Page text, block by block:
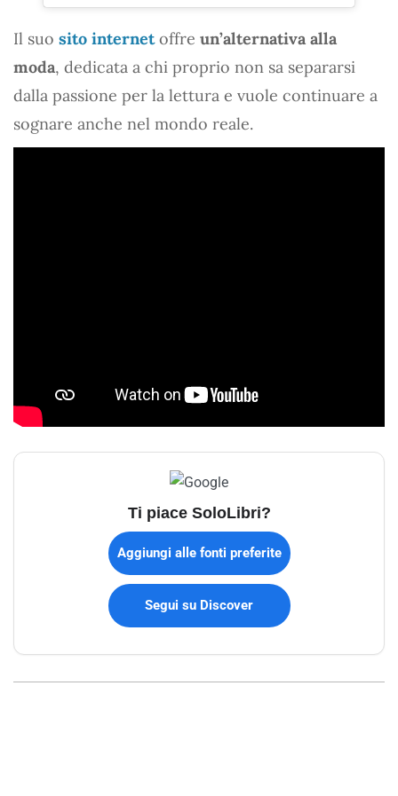
Il suo sito internetoffre un’alternativa alla
moda, dedicata a chi proprio non sa separarsi
dalla passione per la lettura e vuole continuare a
sognare anche nel mondo reale.
Ti piace SoloLibri?
Aggiungi alle fonti preferite
Segui su Discover